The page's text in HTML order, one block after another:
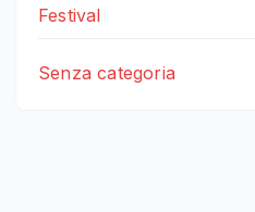
Festival
Senza categoria